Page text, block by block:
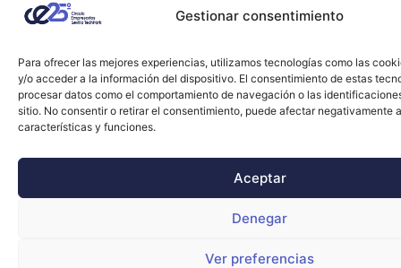
Gestionar consentimiento
Para ofrecer las mejores experiencias, utilizamos tecnologías como las
y/o acceder a la información del dispositivo. El consentimiento de estas
procesar datos como el comportamiento de navegación o las
sitio. No consentir o retirar el consentimiento, puede afectar negativamente
características y funciones.
Aceptar
Denegar
Ver preferencias